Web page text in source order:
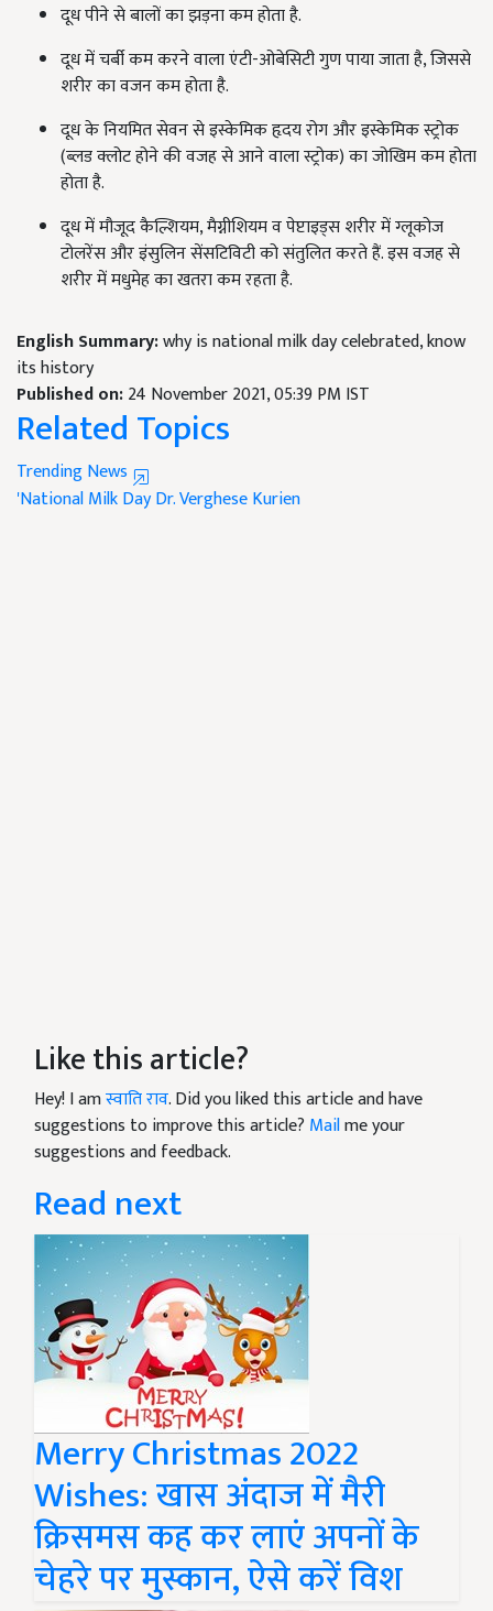
दूध पीने से बालों का झड़ना कम होता है.
दूध में चर्बी कम करने वाला एंटी-ओबेसिटी गुण पाया जाता है, जिससे
शरीर का वजन कम होता है.
दूध के नियमित सेवन से इस्केमिक हृदय रोग और इस्केमिक स्ट्रोक
(ब्लड क्लोट होने की वजह से आने वाला स्ट्रोक) का जोखिम कम होता
होता है.
दूध में मौजूद कैल्शियम, मैग्नीशियम व पेप्टाइड्स शरीर में ग्लूकोज
टोलरेंस और इंसुलिन सेंसटिविटी को संतुलित करते हैं. इस वजह से
शरीर में मधुमेह का खतरा कम रहता है.
English Summary:why is national milk day celebrated, know
its history
Published on:24 November 2021, 05:39 PM IST
Related Topics
Trending News
'National Milk DayDr. Verghese Kurien
Like this article?
Hey! I amस्वाति राव. Did you liked this article and have
suggestions to improve this article? Mailme your
suggestions and feedback.
Read next
Merry Christmas 2022
Wishes: खास अंदाज में मैरी
क्रिसमस कह कर लाएं अपनों के
चेहरे पर मुस्कान, ऐसे करें विश